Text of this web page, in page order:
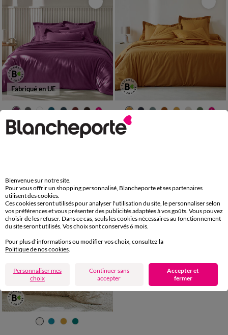
Fabriqué en UE
Linge de lit uni - flanelle 160 g/m² Linge de lit uni - coton 57 fils/cm²
-50% dès 2 articles Code
Bienvenue sur notre site.
Pour vous offrir un shopping personnalisé, Blancheporte et ses partenaires
utilisent des cookies.
Ces cookies seront utilisés pour analyser l'utilisation du site, le personnaliser selon
vos préférences et vous présenter des publicités adaptées à vos goûts. Vous pouvez
choisir de les refuser. Dans ce cas, seuls les cookies nécessaires au fonctionnement
du site seront utilisés. Vos choix sont conservés 6 mois.
Pour plus d'informations ou modifier vos choix, consultez la
Politique de nos cookies
Personnaliser mes
choix
Continuer sans
accepter
Accepter et
fermer